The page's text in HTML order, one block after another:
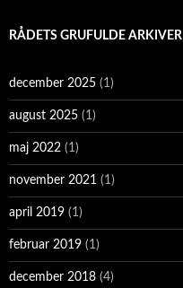
RÅDETS GRUFULDE ARKIVER
december 2025 (1)
august 2025 (1)
maj 2022 (1)
november 2021 (1)
april 2019 (1)
februar 2019 (1)
december 2018 (4)